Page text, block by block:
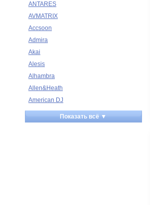
ANTARES
AVMATRIX
Accsoon
Admira
Akai
Alesis
Alhambra
Allen&Heath
American DJ
Ampeg
Apart
Показать всё ▼